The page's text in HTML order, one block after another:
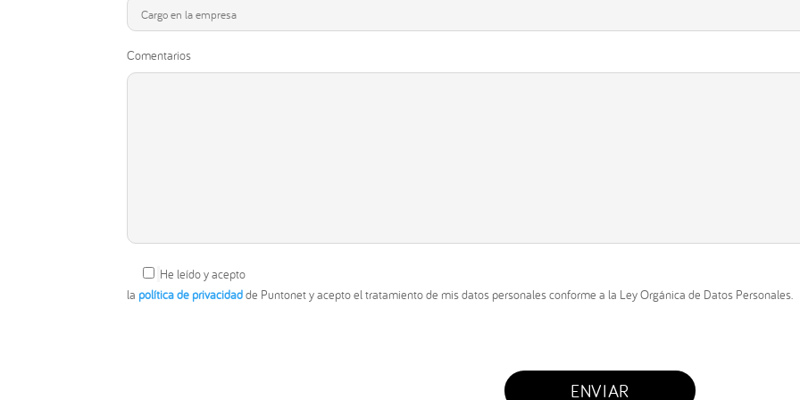
Comentarios
He leído y acepto
la política de privacidadde Puntonet y acepto el tratamiento de mis datos personales conforme a la Ley Orgánica de Datos Personales.